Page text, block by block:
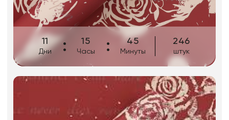
11
Дни
15
Часы
45
Минуты
246
штук